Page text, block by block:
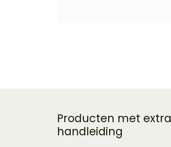
Producten met extra
handleiding